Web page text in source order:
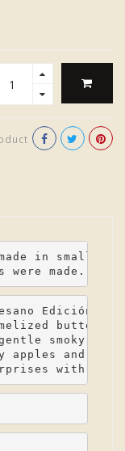
made in small
made.
Edición
butter
smoky
apples and
with